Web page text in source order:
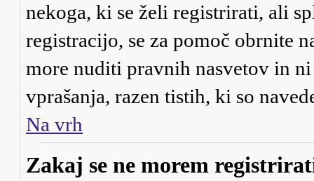
nekoga, ki se želi registrirati, ali
registracijo, se za pomoč obrnite
more nuditi pravnih nasvetov in
vprašanja, razen tistih, ki so
Na vrh
Zakaj se ne morem